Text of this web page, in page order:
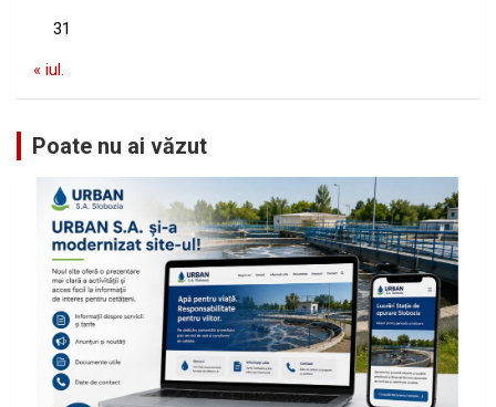
31
« iul.
Poate nu ai văzut